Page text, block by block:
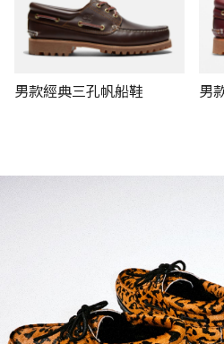
男款經典三孔帆船鞋 男